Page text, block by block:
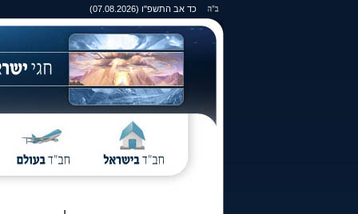
כד אב התשפ"ו (07.08.2026)